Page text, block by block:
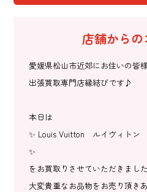
店舗からの
愛媛県松山市近郊にお住いの皆
出張買取専門店縁結びです♪
本日は
✨ Louis Vuitton ルイヴィト
✨
をお買取りさせていただきまし
大変貴重なお品物をお売り頂き